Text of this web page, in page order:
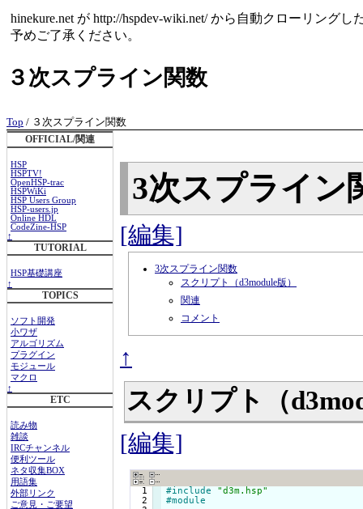
hinekure.net が http://hspdev-wiki.net/ から自動クローリング
予めご了承ください。
３次スプライン関数
Top / ３次スプライン関数
OFFICIAL/関連
HSP
HSPTV!
OpenHSP-trac
HSPWiKi
HSP Users Group
HSP-users.jp
Online HDL
CodeZine-HSP
↑
TUTORIAL
HSP基礎講座
↑
TOPICS
ソフト開発
小ワザ
アルゴリズム
プラグイン
モジュール
マクロ
↑
ETC
読み物
雑談
IRCチャンネル
便利ツール
ネタ収集BOX
用語集
外部リンク
ご意見・ご要望
3次スプライン
[編集]
3次スプライン関数
スクリプト（d3module版）
関連
コメント
↑
スクリプト（
[編集]
  1
  2
#include
"d3m.hsp"
#module